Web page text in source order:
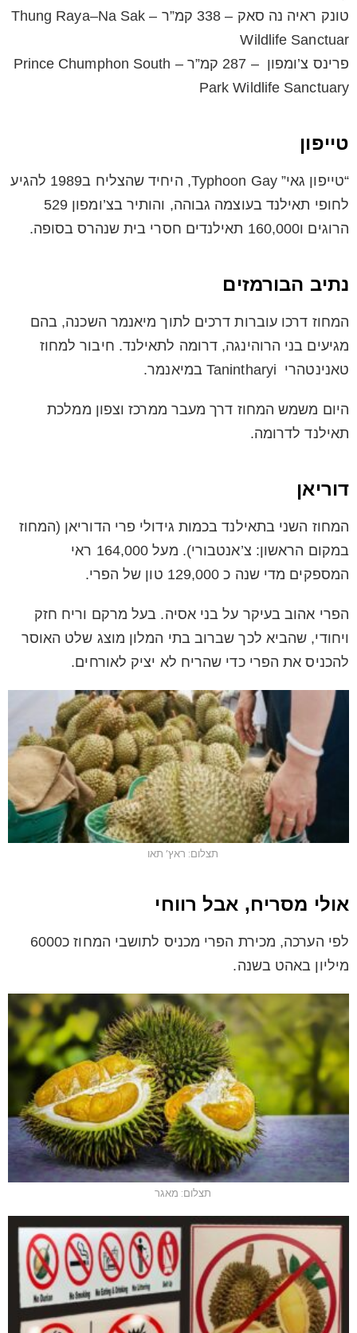
טונק ראיה נה סאק – 338 קמ”ר – Thung Raya–Na Sak
Wildlife Sanctuar
פרינס צ’ומפון – 287 קמ”ר – Prince Chumphon South
Park Wildlife Sanctuary
טייפון
“טייפון גאי” Typhoon Gay, היחיד שהצליח ב1989 להגיע
לחופי תאילנד בעוצמה גבוהה, והותיר בצ’ומפון 529
הרוגים ו160,000 תאילנדים חסרי בית שנהרס בסופה.
נתיב הבורמזים
המחוז דרכו עוברות דרכים לתוך מיאנמר השכנה, בהם
מגיעים בני הרוהינגה, דרומה לתאילנד. חיבור למחוז
טאנינטהרי Tanintharyi במיאנמר.
היום משמש המחוז דרך מעבר ממרכז וצפון ממלכת
תאילנד לדרומה.
דוריאן
המחוז השני בתאילנד בכמות גידולי פרי הדוריאן (המחוז
במקום הראשון: צ’אנטבורי). מעל 164,000 ראי
המספקים מדי שנה כ 129,000 טון של הפרי.
הפרי אהוב בעיקר על בני אסיה. בעל מרקם וריח חזק
ויחודי, שהביא לכך שברוב בתי המלון מוצג שלט האוסר
להכניס את הפרי כדי שהריח לא יציק לאורחים.
תצלום: ראץ’ תאו
אולי מסריח, אבל רווחי
לפי הערכה, מכירת הפרי מכניס לתושבי המחוז כ6000
מיליון באהט בשנה.
תצלום: מאגר